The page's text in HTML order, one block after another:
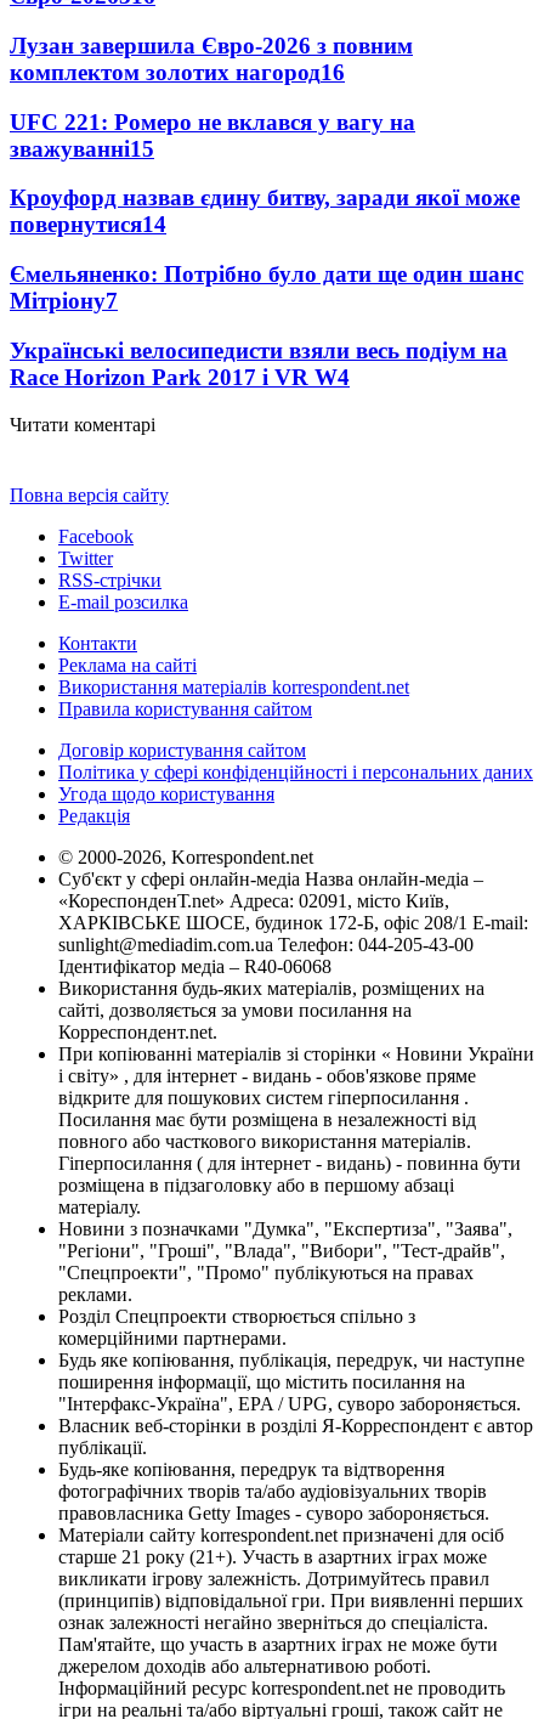
Лузан завершила Євро-2026 з повним
комплектом золотих нагород16
UFC 221: Ромеро не вклався у вагу на
зважуванні15
Кроуфорд назвав єдину битву, заради якої може
повернутися14
Ємельяненко: Потрібно було дати ще один шанс
Мітріону7
Українські велосипедисти взяли весь подіум на
Race Horizon Park 2017 і VR W4
Читати коментарі
Повна версія сайту
Facebook
Twitter
RSS-стрічки
E-mail розсилка
Контакти
Реклама на сайті
Використання матеріалів korrespondent.net
Правила користування сайтом
Договір користування сайтом
Політика у сфері конфіденційності і персональних даних
Угода щодо користування
Редакція
© 2000-2026, Korrespondent.net
Суб'єкт у сфері онлайн-медіа Назва онлайн-медіа –
«КореспонденТ.net» Адреса: 02091, місто Київ,
ХАРКІВСЬКЕ ШОСЕ, будинок 172-Б, офіс 208/1 E-mail:
sunlight@mediadim.com.ua Телефон: 044-205-43-00
Ідентифікатор медіа – R40-06068
Використання будь-яких матеріалів, розміщених на
сайті, дозволяється за умови посилання на
Корреспондент.net.
При копіюванні матеріалів зі сторінки « Новини України
і світу» , для інтернет - видань - обов'язкове пряме
відкрите для пошукових систем гіперпосилання .
Посилання має бути розміщена в незалежності від
повного або часткового використання матеріалів.
Гіперпосилання ( для інтернет - видань) - повинна бути
розміщена в підзаголовку або в першому абзаці
матеріалу.
Новини з позначками "Думка", "Експертиза", "Заява",
"Регіони", "Гроші", "Влада", "Вибори", "Тест-драйв",
"Спецпроекти", "Промо" публікуються на правах
реклами.
Розділ Спецпроекти створюється спільно з
комерційними партнерами.
Будь яке копіювання, публікація, передрук, чи наступне
поширення інформації, що містить посилання на
"Інтерфакс-Україна", EPA / UPG, суворо забороняється.
Власник веб-сторінки в розділі Я-Корреспондент є автор
публікації.
Будь-яке копіювання, передрук та відтворення
фотографічних творів та/або аудіовізуальних творів
правовласника Getty Images - суворо забороняється.
Матеріали сайту korrespondent.net призначені для осіб
старше 21 року (21+). Участь в азартних іграх може
викликати ігрову залежність. Дотримуйтесь правил
(принципів) відповідальної гри. При виявленні перших
ознак залежності негайно зверніться до спеціаліста.
Пам'ятайте, що участь в азартних іграх не може бути
джерелом доходів або альтернативою роботі.
Інформаційний ресурс korrespondent.net не проводить
ігри на реальні та/або віртуальні гроші, також сайт не